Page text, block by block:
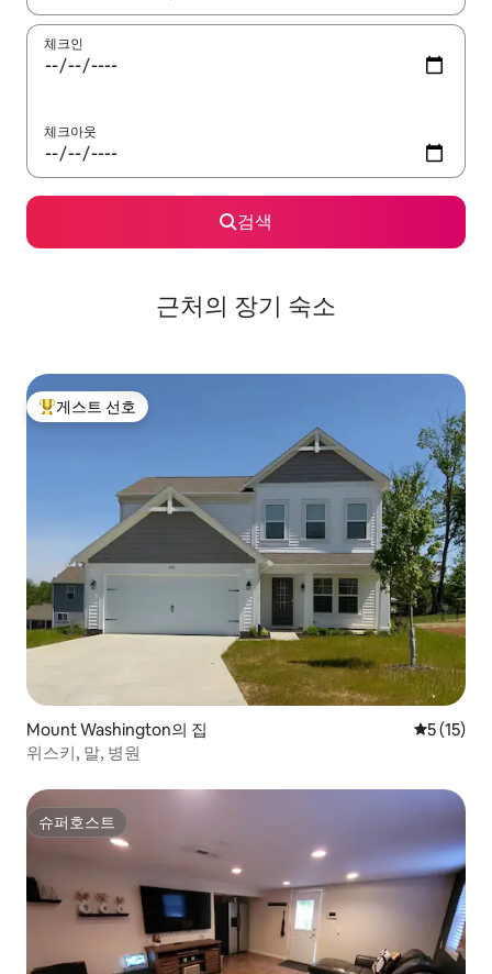
체크인
체크아웃
검색
근처의 장기 숙소
상위 게스트 선호
게스트 선호
Mount Washington의 집 평점 5점
5 (15)
위스키, 말, 병원
슈퍼호스트
슈퍼호스트